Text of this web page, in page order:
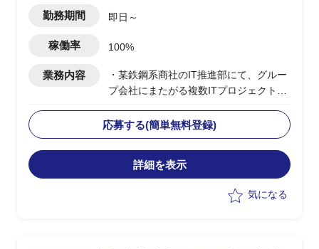
勤務期間 即日～
稼働率 100%
業務内容
・某鉄鋼系商社のIT推進部にて、グルー
プ会社にまたがる複数ITプロジェクトの
側PMO
・グループ会社IT担当やベンダーとの定
例MTG実施、各社案件の進捗把握・整理
・本社IT推進部への報告資料（進捗サマ
・ベンダー／グループ会社間の調整事項
応募する(簡単無料登録)
詳細を表示
気になる